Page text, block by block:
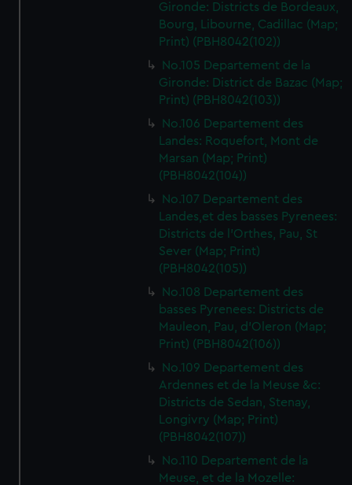
Gironde: Districts de Bordeaux,
Bourg, Libourne, Cadillac (Map;
Print) (PBH8042(102))
No.105 Departement de la
Gironde: District de Bazac (Map;
Print) (PBH8042(103))
No.106 Departement des
Landes: Roquefort, Mont de
Marsan (Map; Print)
(PBH8042(104))
No.107 Departement des
Landes,et des basses Pyrenees:
Districts de l'Orthes, Pau, St
Sever (Map; Print)
(PBH8042(105))
No.108 Departement des
basses Pyrenees: Districts de
Mauleon, Pau, d'Oleron (Map;
Print) (PBH8042(106))
No.109 Departement des
Ardennes et de la Meuse &c:
Districts de Sedan, Stenay,
Longivry (Map; Print)
(PBH8042(107))
No.110 Departement de la
Meuse, et de la Mozelle: